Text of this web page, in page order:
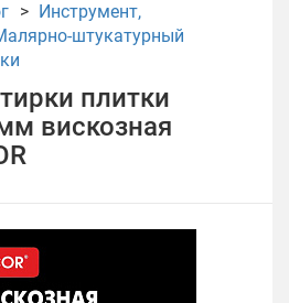
Инструмент,
штукатурный
плитки
вискозная